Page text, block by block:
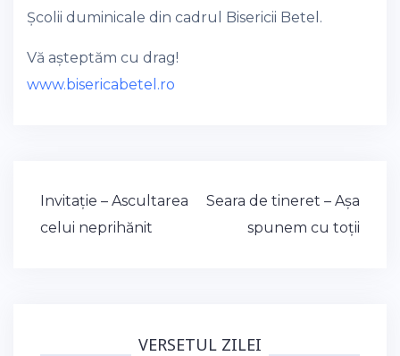
Școlii duminicale din cadrul Bisericii Betel.
Vă așteptăm cu drag!
www.bisericabetel.ro
Post
navigation
Invitație – Ascultarea
celui neprihănit
Seara de tineret – Așa
spunem cu toții
VERSETUL ZILEI